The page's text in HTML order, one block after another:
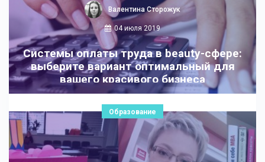
Валентина Сторожук
04 июля 2019
Системы оплаты труда в beauty-сфере:
выберите вариант оптимальный для
вашего красивого бизнеса
Образование